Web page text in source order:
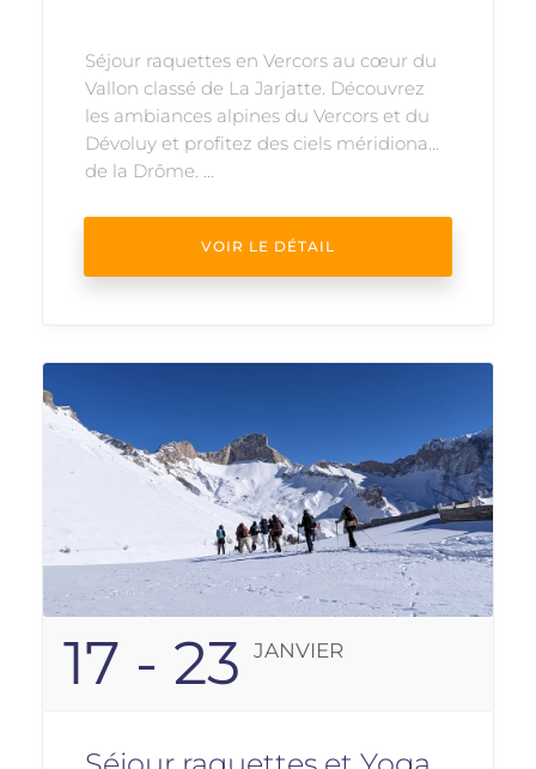
Séjour raquettes en Vercors au cœur du
Vallon classé de La Jarjatte. Découvrez
les ambiances alpines du Vercors et du
Dévoluy et profitez des ciels méridionaux
de la Drôme. ...
VOIR LE DÉTAIL
17 - 23 JANVIER